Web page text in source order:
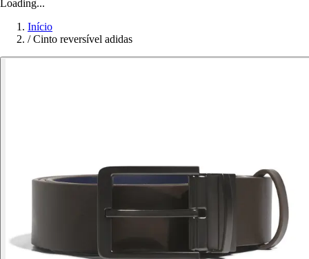
Loading...
Início
/ Cinto reversível adidas